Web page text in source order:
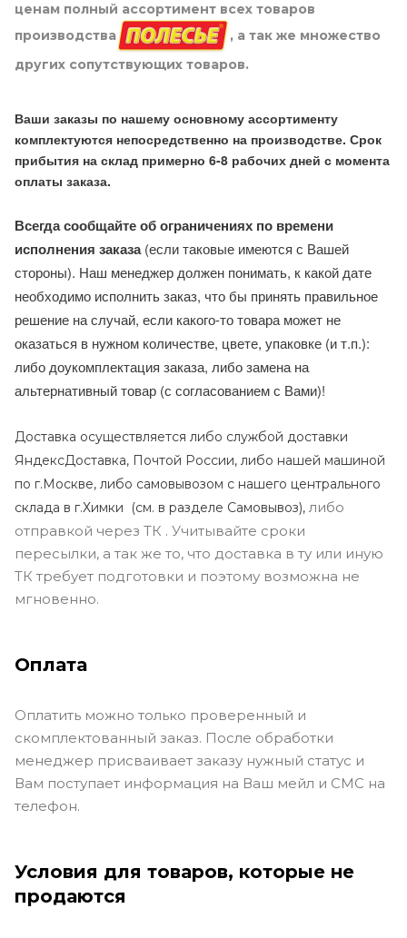
ценам полный ассортимент всех товаров
производства
, а так же множество
других сопутствующих товаров.
Ваши заказы по нашему основному ассортименту
комплектуются непосредственно на производстве. Срок
прибытия на склад примерно 6-8 рабочих дней с момента
оплаты заказа.
Всегда сообщайте об ограничениях по времени
исполнения заказа(если таковые имеются с Вашей
стороны). Наш менеджер должен понимать, к какой дате
необходимо исполнить заказ, что бы принять правильное
решение на случай, если какого-то товара может не
оказаться в нужном количестве, цвете, упаковке (и т.п.):
либо доукомплектация заказа, либо замена на
альтернативный товар (с согласованием с Вами)!
Доставка осуществляется либо службой доставки
ЯндексДоставка, Почтой России, либо нашей машиной
по г.Москве, либо самовывозом с нашего центрального
склада в г.Химки (см. в разделе Самовывоз), либо
отправкой через ТК . Учитывайте сроки
пересылки, а так же то, что доставка в ту или иную
ТК требует подготовки и поэтому возможна не
мгновенно.
Оплата
Оплатить можно только проверенный и
скомплектованный заказ. После обработки
менеджер присваивает заказу нужный статус и
Вам поступает информация на Ваш мейл и СМС на
телефон.
Условия для товаров, которые не
продаются